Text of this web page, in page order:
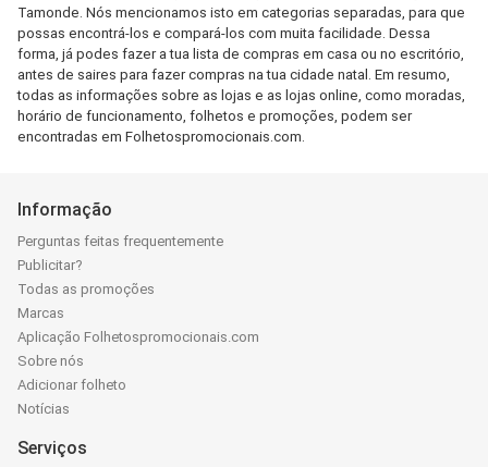
Tamonde. Nós mencionamos isto em categorias separadas, para que
possas encontrá-los e compará-los com muita facilidade. Dessa
forma, já podes fazer a tua lista de compras em casa ou no escritório,
antes de saires para fazer compras na tua cidade natal. Em resumo,
todas as informações sobre as lojas e as lojas online, como moradas,
horário de funcionamento, folhetos e promoções, podem ser
encontradas em Folhetospromocionais.com.
Informação
Perguntas feitas frequentemente
Publicitar?
Todas as promoções
Marcas
Aplicação Folhetospromocionais.com
Sobre nós
Adicionar folheto
Notícias
Serviços